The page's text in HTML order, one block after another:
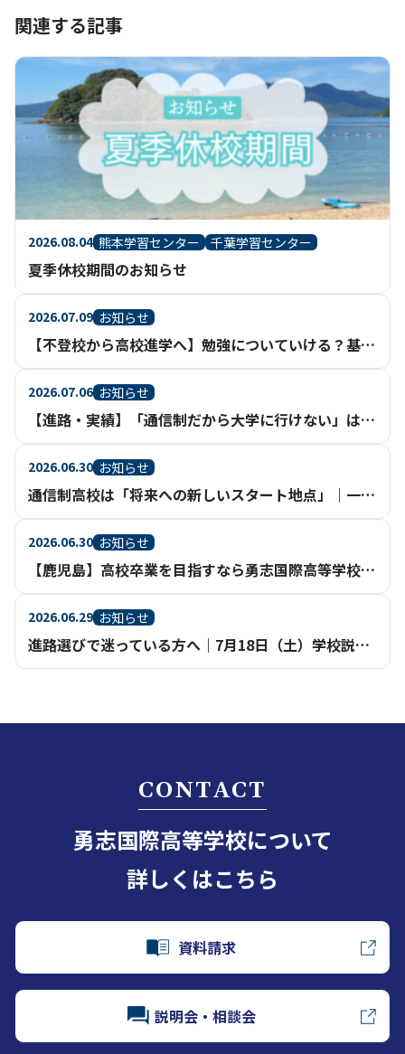
関連する記事
2026.08.04 熊本学習センター 千葉学習センター
夏季休校期間のお知らせ
2026.07.09 お知らせ
【不登校から高校進学へ】勉強についていける？基礎からさかのぼって学べる通信制高校という選択
2026.07.06 お知らせ
【進路・実績】「通信制だから大学に行けない」は、もう過去のイメージ。【鹿児島】
2026.06.30 お知らせ
通信制高校は「将来への新しいスタート地点」｜一人ひとりの進路実現を支える充実のサポート体制【鹿児島】
2026.06.30 お知らせ
【鹿児島】高校卒業を目指すなら勇志国際高等学校（通信制高校・不登校相談）
2026.06.29 お知らせ
進路選びで迷っている方へ｜7月18日（土）学校説明会を鹿児島天文館で開催
CONTACT
勇志国際高等学校について
詳しくはこちら
資料請求
説明会・相談会